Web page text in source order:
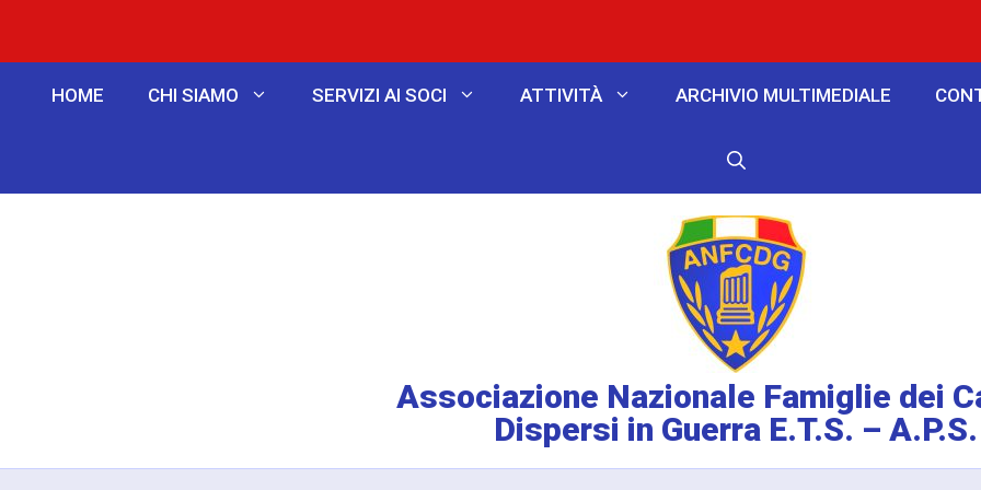
HOME CHI SIAMO SERVIZI AI SOCI ATTIVITÀ ARCHIVIO MULTIMEDIALE
Associazione Nazionale Famiglie dei
Dispersi in Guerra E.T.S. – A.P.S.